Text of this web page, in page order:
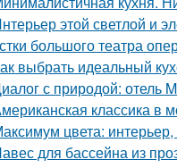
этой светлой и
большого театра
выбрать идеальный
с природой: отель
классика в
цвета:
для бассейна из